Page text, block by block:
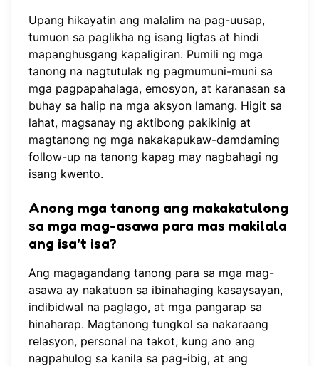
Upang hikayatin ang malalim na pag-uusap,
tumuon sa paglikha ng isang ligtas at hindi
mapanghusgang kapaligiran. Pumili ng mga
tanong na nagtutulak ng pagmumuni-muni sa
mga pagpapahalaga, emosyon, at karanasan sa
buhay sa halip na mga aksyon lamang. Higit sa
lahat, magsanay ng aktibong pakikinig at
magtanong ng mga nakakapukaw-damdaming
follow-up na tanong kapag may nagbahagi ng
isang kwento.
Anong mga tanong ang makakatulong
sa mga mag-asawa para mas makilala
ang isa't isa?
Ang magagandang tanong para sa mga mag-
asawa ay nakatuon sa ibinahaging kasaysayan,
indibidwal na paglago, at mga pangarap sa
hinaharap. Magtanong tungkol sa nakaraang
relasyon, personal na takot, kung ano ang
nagpahulog sa kanila sa pag-ibig, at ang